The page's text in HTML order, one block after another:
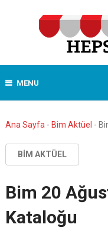
MENU
Ana Sayfa - Bim Aktüel -
BIM AKTÜEL
Bim 20
Kataloğu